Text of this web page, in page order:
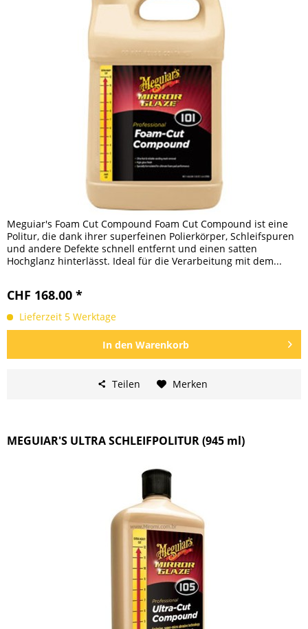
Meguiar's Foam Cut Compound Foam Cut Compound ist eine
Politur, die dank ihrer superfeinen Polierkörper, Schleifspuren
und andere Defekte schnell entfernt und einen satten
Hochglanz hinterlässt. Ideal für die Verarbeitung mit dem...
CHF 168.00 *
Lieferzeit 5 Werktage
In den Warenkorb
Teilen Merken
MEGUIAR'S ULTRA SCHLEIFPOLITUR (945 ml)